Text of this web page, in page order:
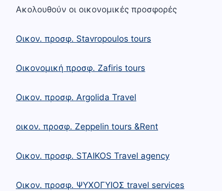
Ακολουθούν οι οικονομικές προσφορές
Οικον. προσφ. Stavropoulos tours
Οικονομική προσφ. Zafiris tours
Οικον. προσφ. Argolida Travel
οικον. προσφ. Zeppelin tours &Rent
Οικον. προσφ. STAIKOS Travel agency
Οικον. προσφ. ΨΥΧΟΓΥΙΟΣ travel services